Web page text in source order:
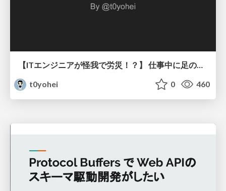
【ITエンジニアが怪我で労災！？】 仕事中に足の小指が骨折したら起きること
t0yohei
0 460